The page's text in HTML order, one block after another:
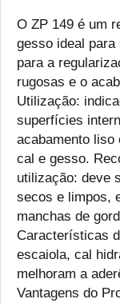
O ZP 149 é um
gesso ideal
para a
rugosas e o
Utilização:
superfícies
acabamento liso
cal e gesso.
utilização: deve
secos e limpos,
manchas de
Características
escaiola, cal
melhoram a
Vantagens do